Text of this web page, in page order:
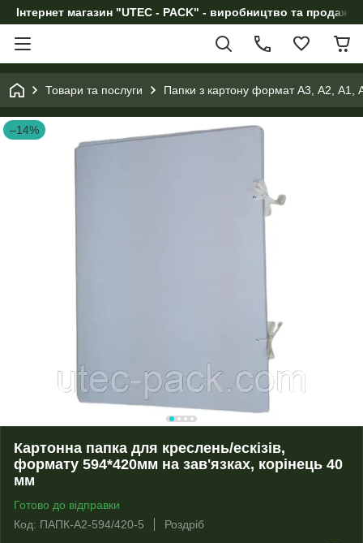
Інтернет магазин "UTEC - PACK" - виробництво та продаж
Товари та послуги Папки з картону формат А3, А2, А1,
–14%
Картонна папка для креслень/ескізів,
формату 594*420мм на зав'язках, корінець 40
мм
Готово до відправки
Код: ПАПК-А2-594/420-5
Роздріб